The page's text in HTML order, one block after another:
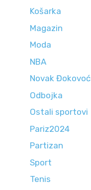
Košarka
Magazin
Moda
NBA
Novak Đokovoć
Odbojka
Ostali sportovi
Pariz2024
Partizan
Sport
Tenis